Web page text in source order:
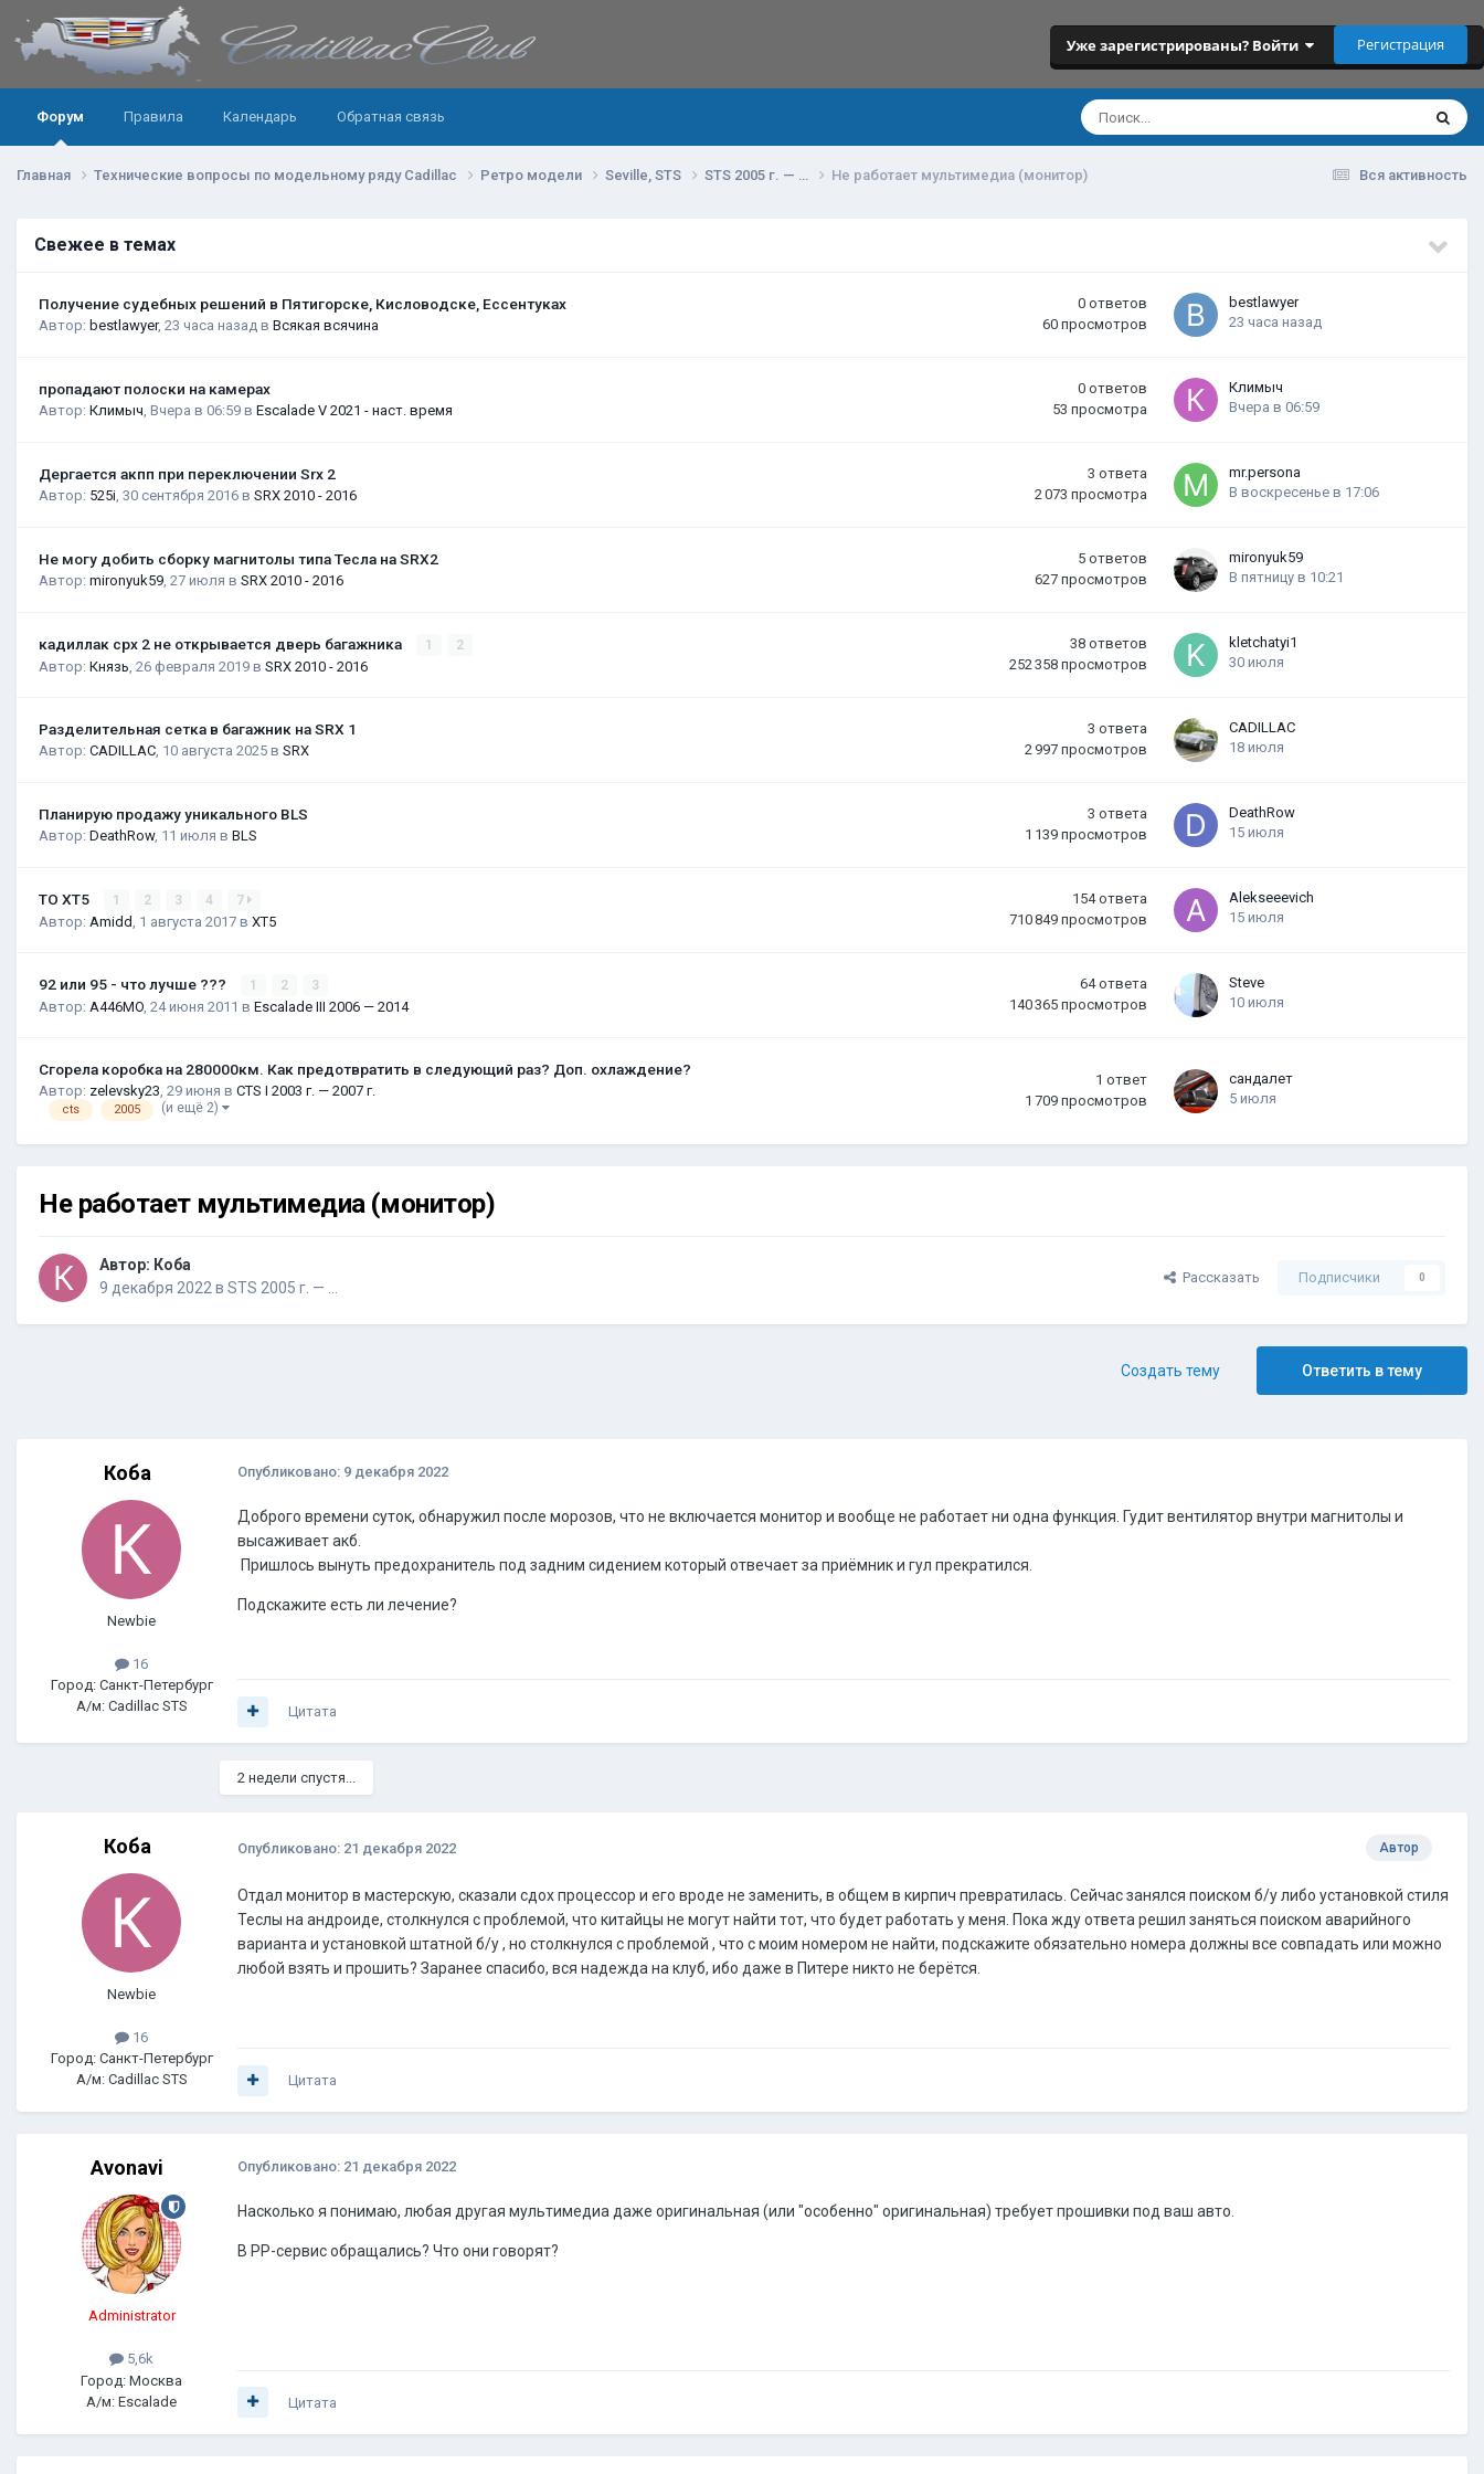
Уже зарегистрированы? Войти Регистрация
Форум Правила Календарь Обратная связь
Вся активность
Главная Технические вопросы по модельному ряду Cadillac Ретро модели Seville, STS STS 2005 г. — … Не работает мультимедиа (монитор)
Свежее в темах
Получение судебных решений в Пятигорске, Кисловодске, Ессентуках
Автор: bestlawyer, 23 часа назад в Всякая всячина
0 ответов
60 просмотров
bestlawyer
23 часа назад
пропадают полоски на камерах
Автор: Климыч Вчера в 06:59 в Escalade V 2021 - наст. время
0 ответов
53 просмотра
Климыч
Вчера в 06:59
Дергается акпп при переключении Srx 2
Автор: 525i 30 сентября 2016 в SRX 2010 - 2016
3 ответа
2 073 просмотра
mr.persona
В воскресенье в 17:06
Не могу добить сборку магнитолы типа Тесла на SRX2
Автор: mironyuk59 27 июля в SRX 2010 - 2016
5 ответов
627 просмотров
mironyuk59
В пятницу в 10:21
кадиллак срх 2 не открывается дверь багажника 1 2
Автор: Князь 26 февраля 2019 в SRX 2010 - 2016
38 ответов
252 358 просмотров
kletchatyi1
30 июля
Разделительная сетка в багажник на SRX 1
Автор: CADILLAC 10 августа 2025 в SRX
3 ответа
2 997 просмотров
CADILLAC
18 июля
Планирую продажу уникального BLS
Автор: DeathRow, 11 июля в BLS
3 ответа
1 139 просмотров
DeathRow
15 июля
ТО XT5 1 2 3 4 7
Автор: Amidd 1 августа 2017 в XT5
154 ответа
710 849 просмотров
Alekseeevich
15 июля
92 или 95 - что лучше ??? 1 2 3
Автор: A446MO 24 июня 2011 в Escalade III 2006 — 2014
64 ответа
140 365 просмотров
Steve
10 июля
Сгорела коробка на 280000км. Как предотвратить в следующий раз? Доп. охлаждение?
Автор: zelevsky23 29 июня в CTS I 2003 г. — 2007 г.
cts 2005 (и ещё 2)
1 ответ
1 709 просмотров
сандалет
5 июля
Не работает мультимедиа (монитор)
Автор: Коба
9 декабря 2022 в STS 2005 г. — …
Рассказать Подписчики 0
Ответить в тему
Создать тему
Коба
Newbie
16
Город: Санкт-Петербург
А/м: Cadillac STS
Опубликовано: 9 декабря 2022
Доброго времени суток, обнаружил после морозов, что не включается монитор и вообще не работает ни одна функция. Гудит вентилятор внутри магнитолы и
высаживает акб.
Пришлось вынуть предохранитель под задним сидением который отвечает за приёмник и гул прекратился.
Подскажите есть ли лечение?
Цитата
2 недели спустя...
Коба
Newbie
16
Город: Санкт-Петербург
А/м: Cadillac STS
Автор
Опубликовано: 21 декабря 2022
Отдал монитор в мастерскую, сказали сдох процессор и его вроде не заменить, в общем в кирпич превратилась. Сейчас занялся поиском б/у либо установкой стиля
Теслы на андроиде, столкнулся с проблемой, что китайцы не могут найти тот, что будет работать у меня. Пока жду ответа решил заняться поиском аварийного
варианта и установкой штатной б/у , но столкнулся с проблемой , что с моим номером не найти, подскажите обязательно номера должны все совпадать или можно
любой взять и прошить? Заранее спасибо, вся надежда на клуб, ибо даже в Питере никто не берётся.
Цитата
Avonavi
Administrator
5,6k
Город: Москва
А/м: Escalade
Опубликовано: 21 декабря 2022
Насколько я понимаю, любая другая мультимедиа даже оригинальная (или "особенно" оригинальная) требует прошивки под ваш авто.
В РР-сервис обращались? Что они говорят?
Цитата